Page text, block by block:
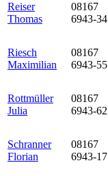
Reiser
Thomas
08167
6943-34
Riesch
Maximilian
08167
6943-55
Rottmüller
Julia
08167
6943-62
Schranner
Florian
08167
6943-17